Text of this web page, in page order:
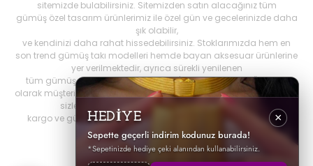
sitemizde bulabilirsiniz. Sitemizden satın alacağınız tüm
gümüş özel tasarım ürünlerimiz ile özel gün ve gecelerinizde daha
şık olabilir,
ve kendinizi daha rahat hissedebilirsiniz. Stoklarımızda hem en
son trend gümüş takı modelleri hemde bayan aksesuar ürünlerine
yer verilmektedir, ayrıca sürekli yenilenen
tüm gümüş ürünlerini Best My Silrver'da bulabilirsiniz. Öncelikli
olarak müşteri memnuniyetini ön planda tutanbestmysilver.com.tr
sizlere daha iyi hizmet sunabilmek adına hızlı
kargo ve güvenilir alışverişi birinci öncelik olarak görmektedir.
HEDİYE
Sepette geçerli indirim kodunuz burada!
*Sepetinizde hediye çeki alanından kullanabilirsiniz.
×